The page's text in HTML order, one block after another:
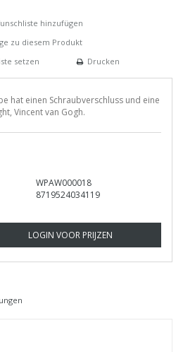
hinzufügen
zu diesem Produkt
setzen
Drucken
hat einen Schraubverschluss und eine
Vincent van Gogh.
WPAW000018
8719524034119
LOGIN VOOR PRIJZEN